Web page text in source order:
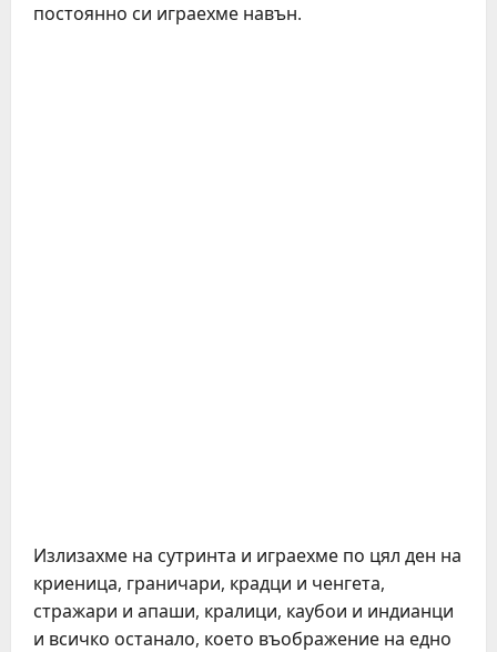
постоянно си играехме навън.
Излизахме на сутринта и играехме по цял ден на
криеница, граничари, крадци и ченгета,
стражари и апаши, кралици, каубои и индианци
и всичко останало, което въображение на едно